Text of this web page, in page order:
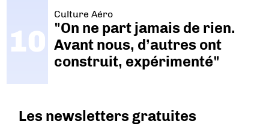
Culture Aéro
"On ne part jamais de rien.
Avant nous, d’autres ont
construit, expérimenté"
Les newsletters gratuites